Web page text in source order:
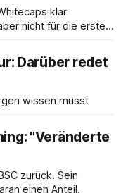
klar
nicht für die ersten
Darüber redet
wissen musst
"Veränderte
zurück. Sein
einen Anteil.